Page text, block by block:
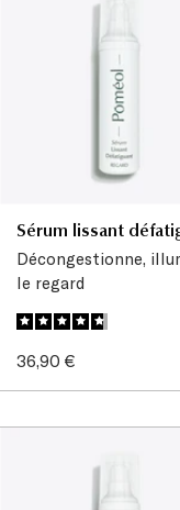
Sérum lissant
Décongestionne,
le regard
Prix
36,90 €